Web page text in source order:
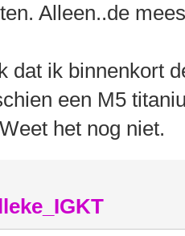
Alleen..de
dat ik binnenkort
een M5
het nog niet.